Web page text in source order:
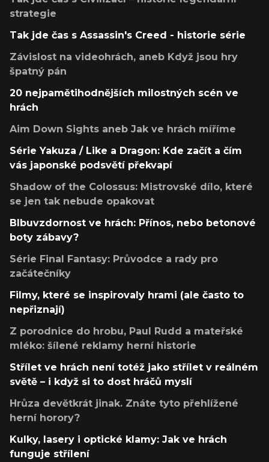
strategie
Tak jde čas s Assassin's Creed - historie série
Závislost na videohrách, aneb Když jsou hry
špatný pán
20 nejpamětihodnějších milostných scén ve
hrách
Aim Down Sights aneb Jak ve hrách míříme
Série Yakuza / Like a Dragon: Kde začít a čím
vás japonské podsvětí překvapí
Shadow of the Colossus: Mistrovské dílo, které
se jen tak nebude opakovat
Blbuvzdornost ve hrách: Přínos, nebo betonové
boty zábavy?
Série Final Fantasy: Průvodce a rady pro
začátečníky
Filmy, které se inspirovaly hrami (ale často to
nepřiznají)
Z porodnice do hrobu, Paul Rudd a mateřské
mléko: šílené reklamy herní historie
Střílet ve hrách není totéž jako střílet v reálném
světě – i když si to dost hráčů myslí
Hrůza devětkrát jinak. Znáte tyto přehlížené
herní horory?
Kulky, lasery i optické klamy: Jak ve hrách
funguje střílení